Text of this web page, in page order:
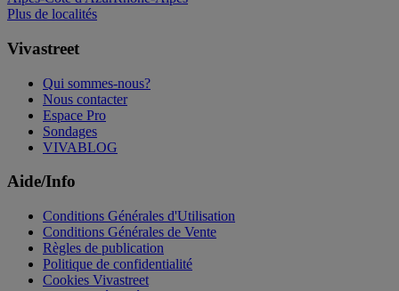
Plus de localités
Vivastreet
Qui sommes-nous?
Nous contacter
Espace Pro
Sondages
VIVABLOG
Aide/Info
Conditions Générales d'Utilisation
Conditions Générales de Vente
Règles de publication
Politique de confidentialité
Cookies Vivastreet